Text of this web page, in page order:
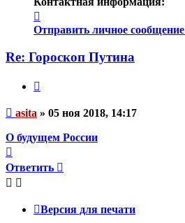
информация
пользователя
Отправить личное сообщение
Re: Гороскоп Путина
Непрочитанное
asita » 05 ноя 2018, 14:17
О будущем России
к
началу
Ответить
Версия для печати